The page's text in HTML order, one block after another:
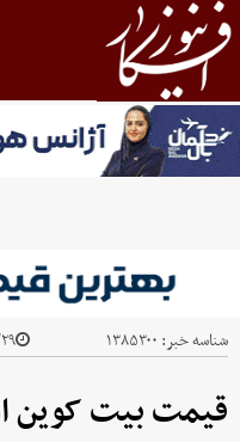
شناسه خبر: ۱۳۸۵۳۰۰